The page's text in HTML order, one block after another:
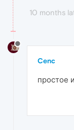
10 months
Cenc
простое